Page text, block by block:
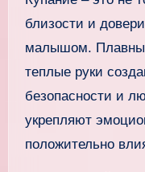
близости и
малышом.
теплые руки
безопасности и
укрепляют
положительно